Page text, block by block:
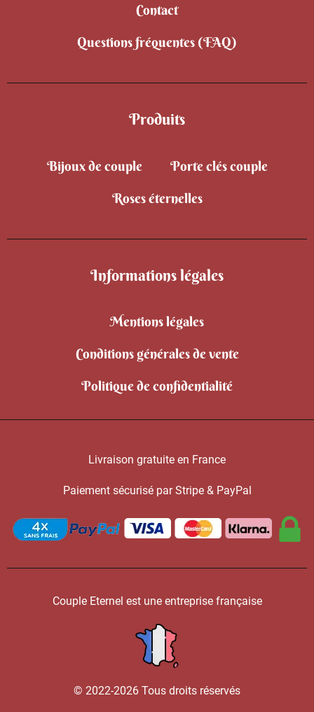
Contact
Questions fréquentes (FAQ)
Produits
Bijoux de couple
Porte clés couple
Roses éternelles
Informations légales
Mentions légales
Conditions générales de vente
Politique de confidentialité
Livraison gratuite en France
Paiement sécurisé par Stripe & PayPal
Couple Eternel est une entreprise française
© 2022-2026 Tous droits réservés